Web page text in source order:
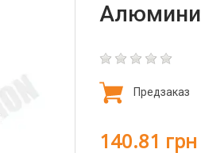
Предзаказ
140.81 грн